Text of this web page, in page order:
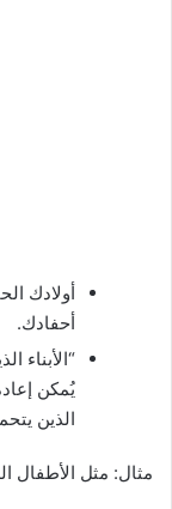
أولادك
أحفادك.
“الأبناء
يُمكن
الذين
مثال: مثل الأطفال